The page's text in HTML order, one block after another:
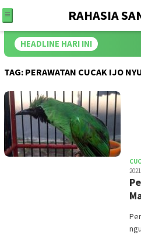
RAHASIA
HEADLINE HARI INI
TAG: PERAWATAN CUCAK IJO
2021